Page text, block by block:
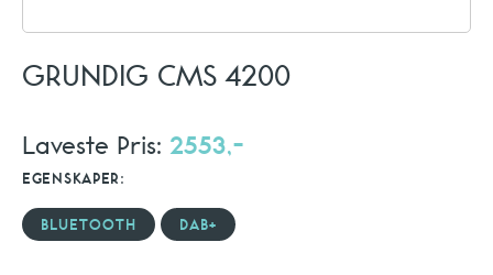
GRUNDIG CMS 4200
Laveste Pris: 2553,-
EGENSKAPER:
BLUETOOTH DAB+